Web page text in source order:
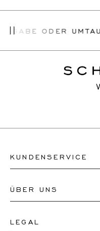
ODER
KUNDENSERVICE
Kontakt Uhrengeschäft
ÜBER UNS
Über uns
LEGAL